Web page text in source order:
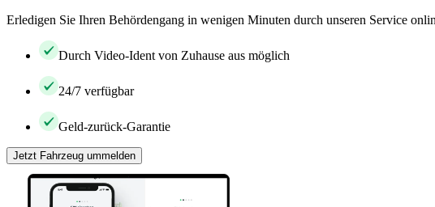
Erledigen Sie Ihren Behördengang in wenigen Minuten durch unseren Service
Durch Video-Ident von Zuhause aus möglich
24/7 verfügbar
Geld-zurück-Garantie
Jetzt Fahrzeug ummelden